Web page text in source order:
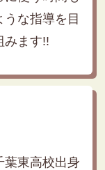
な指導を目
みます!!
葉東高校出身